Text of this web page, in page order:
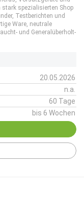
stark spezialisierten Shop
Testberichten und
Ware, neutrale
und Generalüberholt-
20.05.2026
n.a.
60 Tage
bis 6 Wochen